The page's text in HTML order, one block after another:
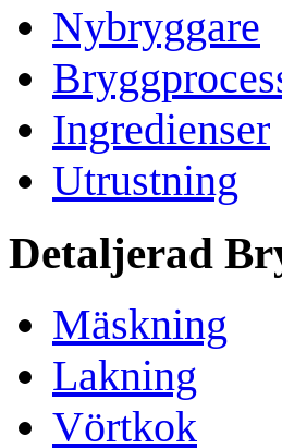
Nybryggare
Ingredienser
Utrustning
Detaljerad
Mäskning
Lakning
Vörtkok